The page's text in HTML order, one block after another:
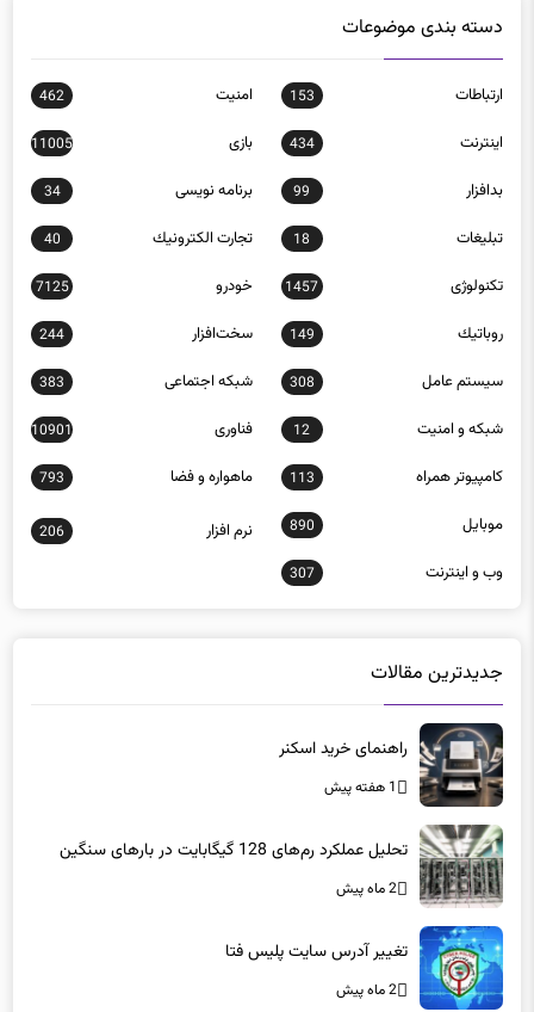
دسته بندی موضوعات
ارتباطات 153 امنيت 462
اينترنت 434 بازی 11005
بدافزار 99 برنامه نويسی 34
تبلیغات 18 تجارت الكترونيك 40
تکنولوژی 1457 خودرو 7125
روباتيك 149 سخت‌افزار 244
سيستم عامل 308 شبكه اجتماعی 383
شبكه و امنيت 12 فناوری 10901
كامپيوتر همراه 113 ماهواره و فضا 793
موبايل 890 نرم افزار 206
وب و اينترنت 307
جدیدترین مقالات
راهنمای خرید اسکنر
1 هفته پیش
تحلیل عملکرد رم‌های 128 گیگابایت در بارهای سنگین
2 ماه پیش
تغییر آدرس سایت پلیس فتا
2 ماه پیش